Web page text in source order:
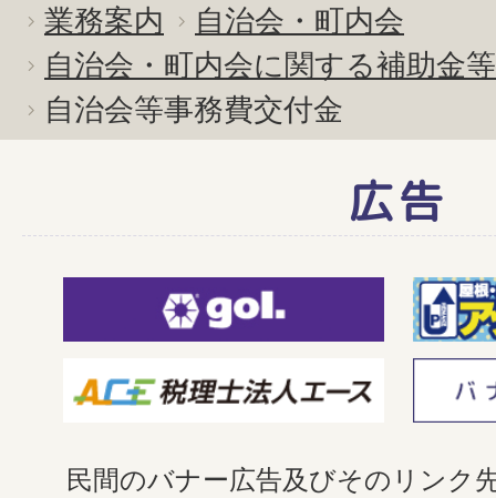
業務案内
自治会・町内会
自治会・町内会に関する補助金等
自治会等事務費交付金
広告
民間のバナー広告及びそのリンク